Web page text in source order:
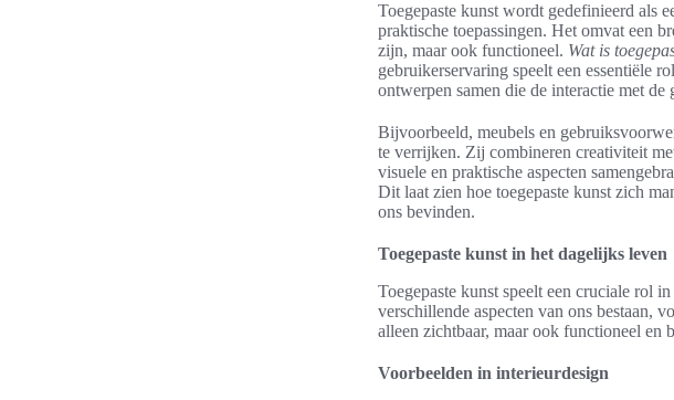
Toegepaste kunst wordt gedefinieerd als
praktische toepassingen. Het omvat een
zijn, maar ook functioneel. Wat is
gebruikerservaring speelt een essentiële
ontwerpen samen die de interactie met de
Bijvoorbeeld, meubels en
te verrijken. Zij combineren creativiteit
visuele en praktische aspecten
Dit laat zien hoe toegepaste kunst zich
ons bevinden.
Toegepaste kunst in het dagelijks leven
Toegepaste kunst speelt een cruciale rol
verschillende aspecten van ons bestaan,
alleen zichtbaar, maar ook functioneel en
Voorbeelden in interieurdesign